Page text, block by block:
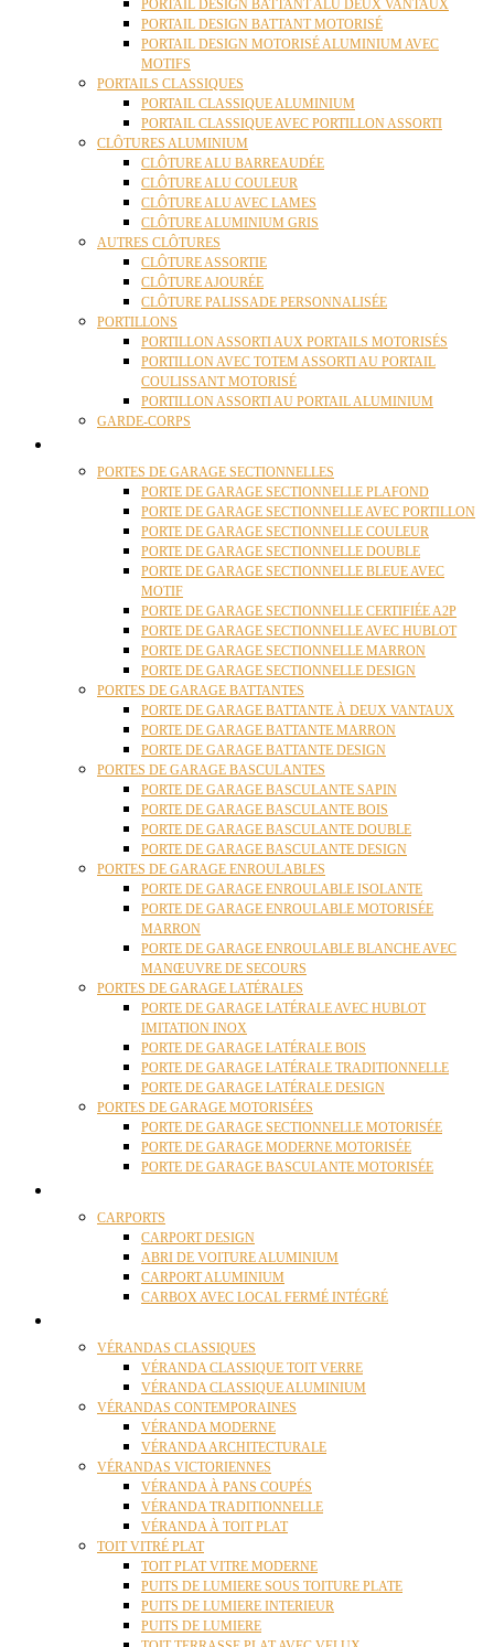
PORTAIL DESIGN BATTANT ALU DEUX VANTAUX
PORTAIL DESIGN BATTANT MOTORISÉ
PORTAIL DESIGN MOTORISÉ ALUMINIUM AVEC
MOTIFS
PORTAILS CLASSIQUES
PORTAIL CLASSIQUE ALUMINIUM
PORTAIL CLASSIQUE AVEC PORTILLON ASSORTI
CLÔTURES ALUMINIUM
CLÔTURE ALU BARREAUDÉE
CLÔTURE ALU COULEUR
CLÔTURE ALU AVEC LAMES
CLÔTURE ALUMINIUM GRIS
AUTRES CLÔTURES
CLÔTURE ASSORTIE
CLÔTURE AJOURÉE
CLÔTURE PALISSADE PERSONNALISÉE
PORTILLONS
PORTILLON ASSORTI AUX PORTAILS MOTORISÉS
PORTILLON AVEC TOTEM ASSORTI AU PORTAIL
COULISSANT MOTORISÉ
PORTILLON ASSORTI AU PORTAIL ALUMINIUM
GARDE-CORPS
PORTES DE GARAGE SECTIONNELLES
PORTE DE GARAGE SECTIONNELLE PLAFOND
PORTE DE GARAGE SECTIONNELLE AVEC PORTILLON
PORTE DE GARAGE SECTIONNELLE COULEUR
PORTE DE GARAGE SECTIONNELLE DOUBLE
PORTE DE GARAGE SECTIONNELLE BLEUE AVEC
MOTIF
PORTE DE GARAGE SECTIONNELLE CERTIFIÉE A2P
PORTE DE GARAGE SECTIONNELLE AVEC HUBLOT
PORTE DE GARAGE SECTIONNELLE MARRON
PORTE DE GARAGE SECTIONNELLE DESIGN
PORTES DE GARAGE BATTANTES
PORTE DE GARAGE BATTANTE À DEUX VANTAUX
PORTE DE GARAGE BATTANTE MARRON
PORTE DE GARAGE BATTANTE DESIGN
PORTES DE GARAGE BASCULANTES
PORTE DE GARAGE BASCULANTE SAPIN
PORTE DE GARAGE BASCULANTE BOIS
PORTE DE GARAGE BASCULANTE DOUBLE
PORTE DE GARAGE BASCULANTE DESIGN
PORTES DE GARAGE ENROULABLES
PORTE DE GARAGE ENROULABLE ISOLANTE
PORTE DE GARAGE ENROULABLE MOTORISÉE
MARRON
PORTE DE GARAGE ENROULABLE BLANCHE AVEC
MANŒUVRE DE SECOURS
PORTES DE GARAGE LATÉRALES
PORTE DE GARAGE LATÉRALE AVEC HUBLOT
IMITATION INOX
PORTE DE GARAGE LATÉRALE BOIS
PORTE DE GARAGE LATÉRALE TRADITIONNELLE
PORTE DE GARAGE LATÉRALE DESIGN
PORTES DE GARAGE MOTORISÉES
PORTE DE GARAGE SECTIONNELLE MOTORISÉE
PORTE DE GARAGE MODERNE MOTORISÉE
PORTE DE GARAGE BASCULANTE MOTORISÉE
CARPORTS
CARPORT DESIGN
ABRI DE VOITURE ALUMINIUM
CARPORT ALUMINIUM
CARBOX AVEC LOCAL FERMÉ INTÉGRÉ
VÉRANDAS CLASSIQUES
VÉRANDA CLASSIQUE TOIT VERRE
VÉRANDA CLASSIQUE ALUMINIUM
VÉRANDAS CONTEMPORAINES
VÉRANDA MODERNE
VÉRANDA ARCHITECTURALE
VÉRANDAS VICTORIENNES
VÉRANDA À PANS COUPÉS
VÉRANDA TRADITIONNELLE
VÉRANDA À TOIT PLAT
TOIT VITRÉ PLAT
TOIT PLAT VITRE MODERNE
PUITS DE LUMIERE SOUS TOITURE PLATE
PUITS DE LUMIERE INTERIEUR
PUITS DE LUMIERE